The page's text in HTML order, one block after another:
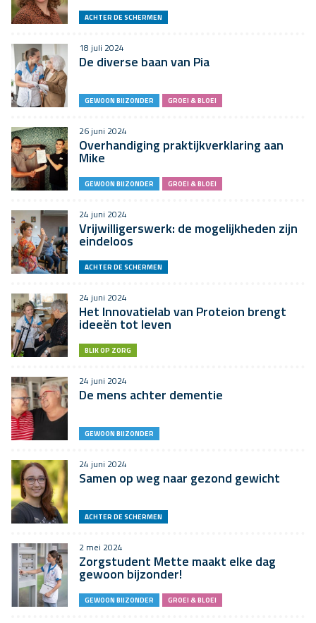
ACHTER DE SCHERMEN
18 juli 2024
De diverse baan van Pia
GEWOON BIJZONDER GROEI & BLOEI
26 juni 2024
Overhandiging praktijkverklaring aan
Mike
GEWOON BIJZONDER GROEI & BLOEI
24 juni 2024
Vrijwilligerswerk: de mogelijkheden zijn
eindeloos
ACHTER DE SCHERMEN
24 juni 2024
Het Innovatielab van Proteion brengt
ideeën tot leven
BLIK OP ZORG
24 juni 2024
De mens achter dementie
GEWOON BIJZONDER
24 juni 2024
Samen op weg naar gezond gewicht
ACHTER DE SCHERMEN
2 mei 2024
Zorgstudent Mette maakt elke dag
gewoon bijzonder!
GEWOON BIJZONDER GROEI & BLOEI